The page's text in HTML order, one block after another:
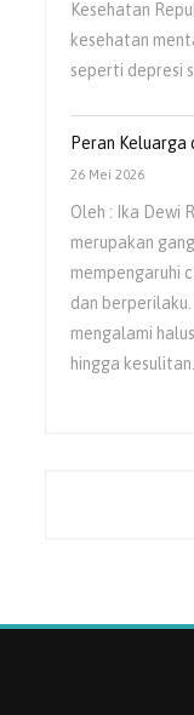
Kesehatan
kesehatan
seperti depresi
Peran Keluarga
26 Mei 2026
Oleh : Ika Dewi
merupakan
mempengaruhi
dan
mengalami
hingga kesulitan…